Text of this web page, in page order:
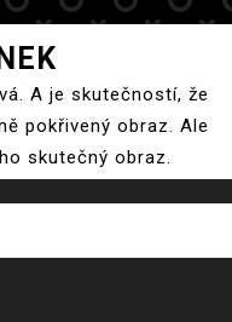
A je skutečností, že
pokřivený obraz. Ale
skutečný obraz.